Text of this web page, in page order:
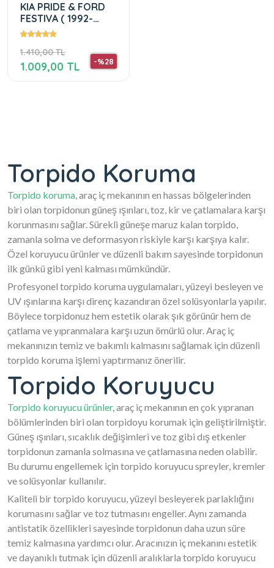
KIA PRIDE & FORD
FESTIVA ( 1992-
2003 )
1.410,00 TL
-%28
1.009,00 TL
Torpido Koruma
Torpido koruma, araç iç mekanının en hassas bölgelerinden
biri olan torpidonun güneş ışınları, toz, kir ve çatlamalara karşı
korunmasını sağlar. Sürekli güneşe maruz kalan torpido,
zamanla solma ve deformasyon riskiyle karşı karşıya kalır.
Özel koruyucu ürünler ve düzenli bakım sayesinde torpidonun
ilk günkü gibi yeni kalması mümkündür.
Profesyonel torpido koruma uygulamaları, yüzeyi besleyen ve
UV ışınlarına karşı direnç kazandıran özel solüsyonlarla yapılır.
Böylece torpidonuz hem estetik olarak şık görünür hem de
çatlama ve yıpranmalara karşı uzun ömürlü olur. Araç iç
mekanınızın temiz ve bakımlı kalmasını sağlamak için düzenli
torpido koruma işlemi yaptırmanız önerilir.
Torpido Koruyucu
Torpido koruyucu ürünler, araç iç mekanının en çok yıpranan
bölümlerinden biri olan torpidoyu korumak için geliştirilmiştir.
Güneş ışınları, sıcaklık değişimleri ve toz gibi dış etkenler
torpidonun zamanla solmasına ve çatlamasına neden olabilir.
Bu durumu engellemek için torpido koruyucu spreyler, kremler
ve solüsyonlar kullanılır.
Kaliteli bir torpido koruyucu, yüzeyi besleyerek parlaklığını
korumasını sağlar ve toz tutmasını engeller. Aynı zamanda
antistatik özellikleri sayesinde torpidonun daha uzun süre
temiz kalmasına yardımcı olur. Aracınızın iç mekanını estetik
ve dayanıklı tutmak için düzenli aralıklarla torpido koruyucu